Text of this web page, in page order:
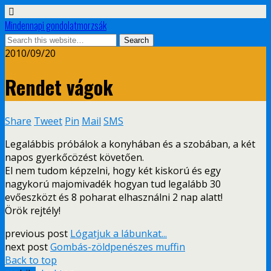
Mindennapi gondolatmorzsák
2010/09/20
Rendet vágok
Share Tweet Pin Mail SMS
Legalábbis próbálok a konyhában és a szobában, a két
napos gyerkőcözést követően.
El nem tudom képzelni, hogy két kiskorú és egy
nagykorú majomivadék hogyan tud legalább 30
evőeszközt és 8 poharat elhasználni 2 nap alatt!
Örök rejtély!
previous post Lógatjuk a lábunkat...
next postGombás-zöldpenészes muffin
Back to top